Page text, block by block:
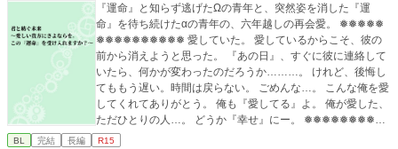
『運命』と知らず逃げたΩの青年と、突然姿を消した『運
命』を待ち続けたαの青年の、六年越しの再会愛。 ❅❅❅❅❅
❅❅❅❅❅❅❅❅❅❅ 愛していた。 愛しているからこそ、彼の
前から消えようと思った。 『あの日』、すぐに彼に連絡して
いたら、何かが変わったのだろうか………。 けれど、後悔し
てももう遅い。時間は戻らない。 ごめんな…。 こんな俺を愛
してくれてありがとう。 俺も『愛してる』よ。 俺が愛した、
ただひとりの人…。 どうか『幸せ』にー。 ❅❅❅❅❅❅❅❅❅
❅❅❅❅❅❅ ・ご都合主義、独自解釈ありのオメガバース。全
BL 完結 長編 R15